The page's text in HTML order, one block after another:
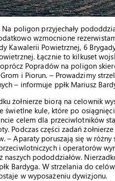
poligon przyjechały
wzmocnione
Kawalerii Powietrznej, 6
Łącznie to kilkuset
Popradów na poligon
i Piorun. – Prowadzimy
– informuje ppłk Mariusz
żołnierze biorą na celownik
świetlne kule, które po
celem dla przeciwlotników
Podczas części zadań
– Aparaty poruszają się w
i operatorów
naszych pododdziałów.
Bardyga. W strzelania do
w wyposażeniu dywizjonu.